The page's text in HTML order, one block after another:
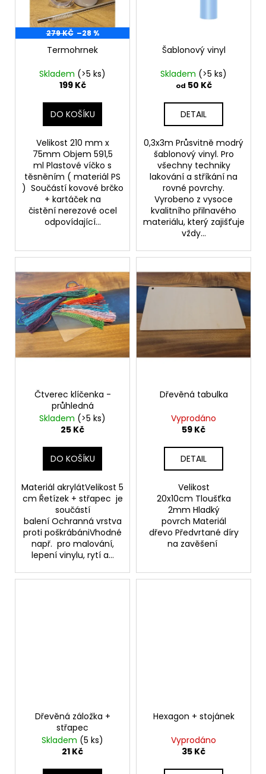
o
d 279 KČ –28 %
Termohrnek
Skladem (>5 ks)
199 Kč
DO KOŠÍKU
Velikost 210 mm x
75mm Objem 591,5
ml Plastové víčko s
těsněním ( materiál PS
) Součástí kovové brčko
+ kartáček na
čistění nerezové ocel
odpovídající...
Šablonový vinyl
Skladem (>5 ks)
od 50 Kč
DETAIL
0,3x3m Průsvitně modrý
šablonový vinyl. Pro
všechny techniky
lakování a stříkání na
rovné povrchy.
Vyrobeno z vysoce
kvalitního přilnavého
materiálu, který zajišťuje
vždy...
Čtverec klíčenka -
průhledná
Skladem (>5 ks)
25 Kč
DO KOŠÍKU
Materiál akrylátVelikost 5
cm Řetízek + střapec je
součástí
balení Ochranná vrstva
proti poškrábániVhodné
např. pro malování,
lepení vinylu, rytí a...
Dřevěná tabulka
Vyprodáno
59 Kč
DETAIL
Velikost
20x10cm Tloušťka
2mm Hladký
povrch Materiál
dřevo Předvrtané díry
na zavěšení
Dřevěná záložka +
střapec
Skladem (5 ks)
21 Kč
Hexagon + stojánek
Vyprodáno
35 Kč
j
u
č
u
e
m
e